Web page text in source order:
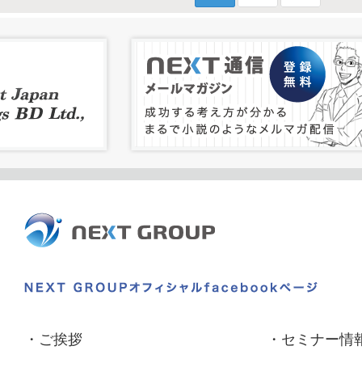
・ ご挨拶 ・ セミナー情